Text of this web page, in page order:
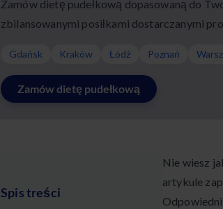
Zamów dietę pudełkową dopasowaną do
zbilansowanymi posiłkami dostarczanymi
Gdańsk Kraków Łódź Poznań
Zamów dietę pudełkową
Spis treści
Nie wiesz
artykule